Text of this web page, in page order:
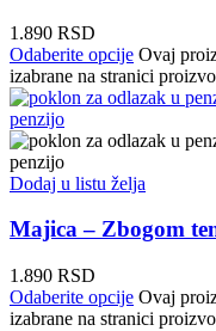
1.890 RSD
Odaberite opcije Ovaj
izabrane na stranici
Dodaj u listu želja
Majica – Zbogom
1.890 RSD
Odaberite opcije Ovaj
izabrane na stranici